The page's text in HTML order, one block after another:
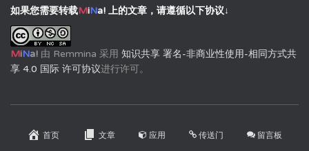
如果您需要转载MiNa! 上的文章，请遵循以下协议↓
MiNa! 由 Remmina 采用 知识共享 署名-非商业性使用-相同方式共
享 4.0 国际 许可协议进行许可。
首页 文章 应用 传送门 留言板